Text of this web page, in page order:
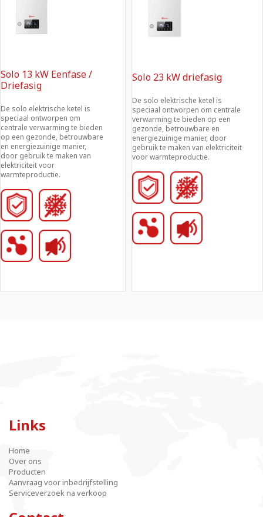
Solo 13 kW Eenfase /
Driefasig
De solo elektrische ketel is
speciaal ontworpen om
centrale verwarming te bieden
op een gezonde, betrouwbare
en energiezuinige manier,
door gebruik te maken van
elektriciteit voor
warmteproductie.
Solo 23 kW driefasig
De solo elektrische ketel is
speciaal ontworpen om centrale
verwarming te bieden op een
gezonde, betrouwbare en
energiezuinige manier, door
gebruik te maken van elektriciteit
voor warmteproductie.
Links
Home
Over ons
Producten
Aanvraag voor inbedrijfstelling
Serviceverzoek na verkoop